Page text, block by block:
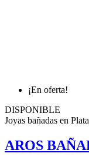
¡En oferta!
DISPONIBLE
Joyas bañadas en Plata
AROS